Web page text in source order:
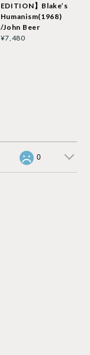
EDITION】Blake’s
Humanism(1968)
/John Beer
¥7,480
0